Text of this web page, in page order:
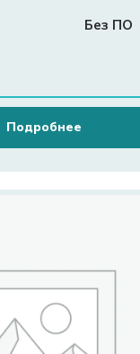
Без ПО
Подробнее